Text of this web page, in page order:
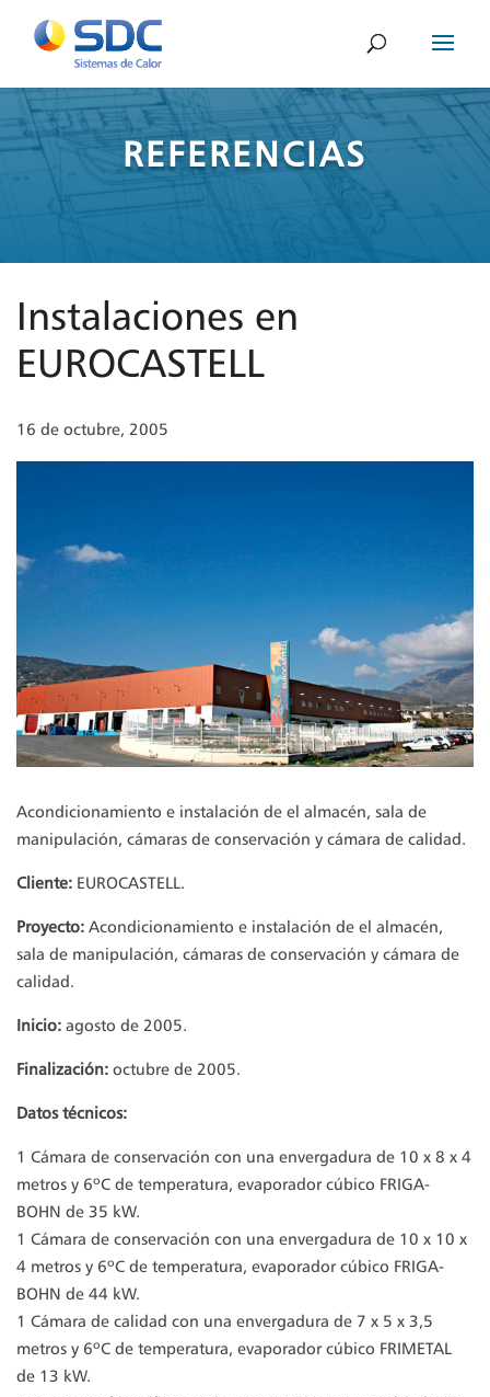
REFERENCIAS
Instalaciones en
EUROCASTELL
16 de octubre, 2005
Acondicionamiento e instalación de el almacén, sala de
manipulación, cámaras de conservación y cámara de calidad.
Cliente: EUROCASTELL.
Proyecto: Acondicionamiento e instalación de el almacén,
sala de manipulación, cámaras de conservación y cámara de
calidad.
Inicio: agosto de 2005.
Finalización: octubre de 2005.
Datos técnicos:
1 Cámara de conservación con una envergadura de 10 x 8 x 4
metros y 6ºC de temperatura, evaporador cúbico FRIGA-
BOHN de 35 kW.
1 Cámara de conservación con una envergadura de 10 x 10 x
4 metros y 6ºC de temperatura, evaporador cúbico FRIGA-
BOHN de 44 kW.
1 Cámara de calidad con una envergadura de 7 x 5 x 3,5
metros y 6ºC de temperatura, evaporador cúbico FRIMETAL
de 13 kW.